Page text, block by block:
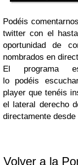
Podéis
twitter con el
oportunidad de
nombrados en
El programa
lo podéis
player que tenéis
el lateral derecho
directamente desde
Volver a la